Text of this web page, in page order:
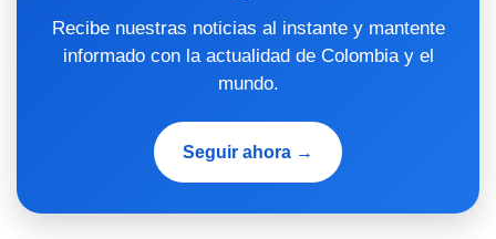
Recibe nuestras noticias al instante y mantente
informado con la actualidad de Colombia y el
mundo.
Seguir ahora →